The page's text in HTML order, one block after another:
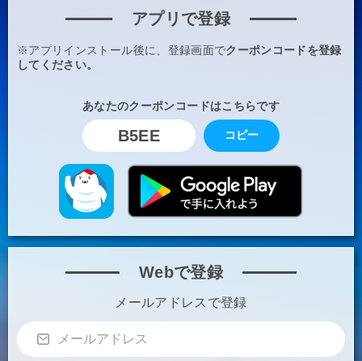
アプリで登録
※アプリインストール後に、登録画面でクーポンコードを登録
してください。
あなたのクーポンコードはこちらです
B5EE コピー
Webで登録
メールアドレスで登録